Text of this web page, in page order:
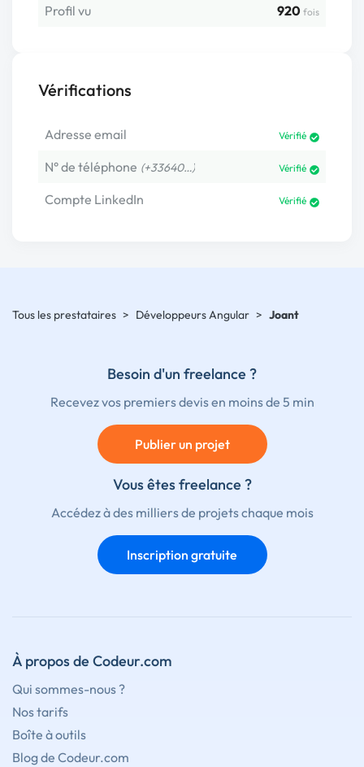
Profil vu
920 fois
Vérifications
Adresse email Vérifié
N° de téléphone (+33640…) Vérifié
Compte LinkedIn Vérifié
Tous les prestataires > Développeurs Angular > Joant
Besoin d'un freelance ?
Recevez vos premiers devis en moins de 5 min
Publier un projet
Vous êtes freelance ?
Accédez à des milliers de projets chaque mois
Inscription gratuite
À propos de Codeur.com
Qui sommes-nous ?
Nos tarifs
Boîte à outils
Blog de Codeur.com